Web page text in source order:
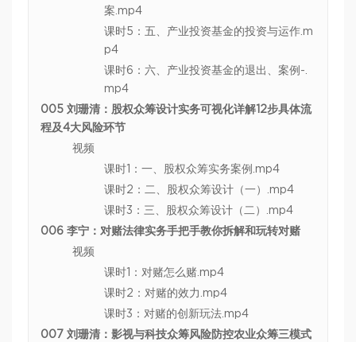
案.mp4
课时5：五、产业投资基金的投资与运作.m
p4
课时6：六、产业投资基金的退出、案例-.
mp4
005 刘珊清：股权众筹设计实务可视化详解12步具体流
程及4大风险环节
视频
课时1：一、股权众筹实务案例.mp4
课时2：二、股权众筹设计（一）.mp4
课时3：三、股权众筹设计（二）.mp4
006 李宁：对赌法律实务手把手教你拆解和玩转对赌
视频
课时1：对赌怎么赌.mp4
课时2：对赌的效力.mp4
课时3：对赌的创新玩法.mp4
007 刘珊清：影视与科技众筹风险防控农业众筹三模式